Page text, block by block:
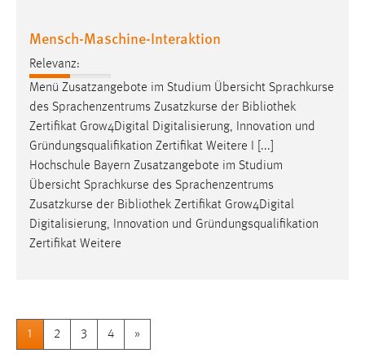
Mensch-Maschine-Interaktion
Relevanz:
Menü Zusatzangebote im Studium Übersicht Sprachkurse
des Sprachenzentrums Zusatzkurse der Bibliothek
Zertifikat Grow4Digital Digitalisierung, Innovation und
Gründungsqualifikation Zertifikat Weitere I [...]
Hochschule Bayern Zusatzangebote im Studium
Übersicht Sprachkurse des Sprachenzentrums
Zusatzkurse der Bibliothek Zertifikat Grow4Digital
Digitalisierung, Innovation und Gründungsqualifikation
Zertifikat Weitere
1 2 3 4 »